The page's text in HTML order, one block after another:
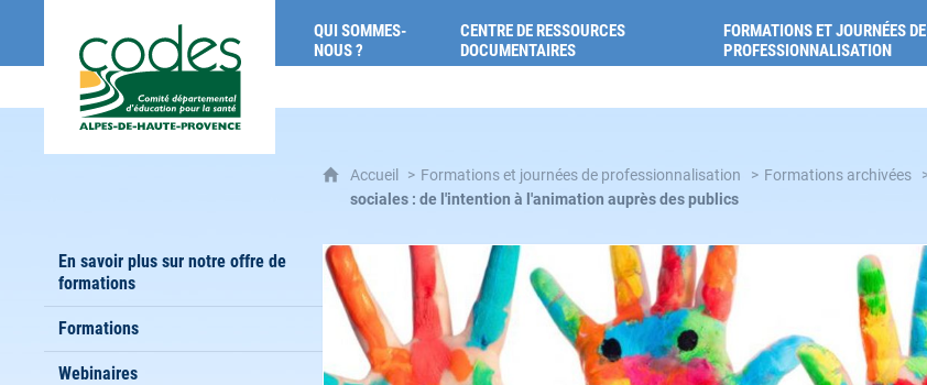
QUI SOMMES-
NOUS ?
CENTRE DE RESSOURCES
DOCUMENTAIRES
FORMATIONS ET JOURNÉES DE
PROFESSIONNALISATION
En savoir plus sur notre offre de
formations
Formations
Webinaires
Accueil Formations et journées de professionnalisation Formations archivées
sociales : de l'intention à l'animation auprès des publics